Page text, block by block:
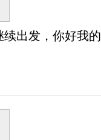
出发，你好我的